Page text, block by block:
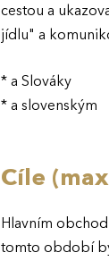
cestou a
jídlu" a
* a Slováky
* a slovenským
Cíle
Hlavním
tomto období